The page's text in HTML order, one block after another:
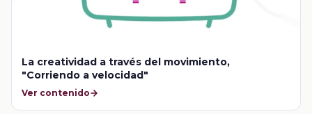
La creatividad a través del movimiento,
"Corriendo a velocidad"
Ver contenido